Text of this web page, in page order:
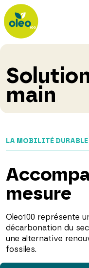
main
LA MOBILITÉ DURABLE
mesure
Oleo100 représente
décarbonation du
une alternative
fossiles.